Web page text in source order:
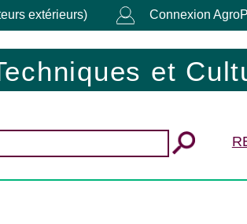
extérieurs) Connexion
et